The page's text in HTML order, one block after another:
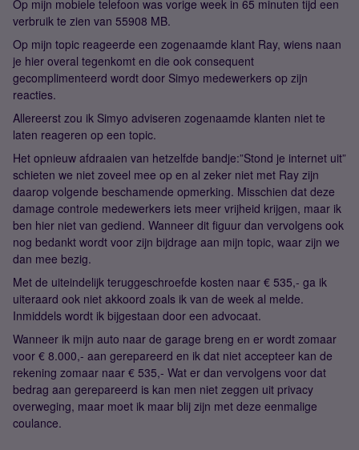
Op mijn mobiele telefoon was vorige week in 65 minuten tijd een
verbruik te zien van 55908 MB.
Op mijn topic reageerde een zogenaamde klant Ray, wiens naan
je hier overal tegenkomt en die ook consequent
gecomplimenteerd wordt door Simyo medewerkers op zijn
reacties.
Allereerst zou ik Simyo adviseren zogenaamde klanten niet te
laten reageren op een topic.
Het opnieuw afdraaien van hetzelfde bandje:”Stond je internet uit”
schieten we niet zoveel mee op en al zeker niet met Ray zijn
daarop volgende beschamende opmerking. Misschien dat deze
damage controle medewerkers iets meer vrijheid krijgen, maar ik
ben hier niet van gediend. Wanneer dit figuur dan vervolgens ook
nog bedankt wordt voor zijn bijdrage aan mijn topic, waar zijn we
dan mee bezig.
Met de uiteindelijk teruggeschroefde kosten naar € 535,- ga ik
uiteraard ook niet akkoord zoals ik van de week al melde.
Inmiddels wordt ik bijgestaan door een advocaat.
Wanneer ik mijn auto naar de garage breng en er wordt zomaar
voor € 8.000,- aan gerepareerd en ik dat niet accepteer kan de
rekening zomaar naar € 535,- Wat er dan vervolgens voor dat
bedrag aan gerepareerd is kan men niet zeggen uit privacy
overweging, maar moet ik maar blij zijn met deze eenmalige
coulance.